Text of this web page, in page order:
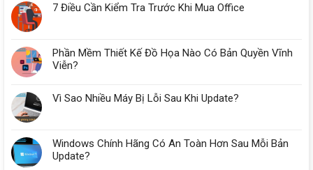
7 Điều Cần Kiểm Tra Trước Khi Mua Office
Phần Mềm Thiết Kế Đồ Họa Nào Có Bản Quyền Vĩnh
Viễn?
Vì Sao Nhiều Máy Bị Lỗi Sau Khi Update?
Windows Chính Hãng Có An Toàn Hơn Sau Mỗi Bản
Update?